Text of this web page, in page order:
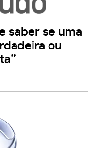
saber se uma
ou